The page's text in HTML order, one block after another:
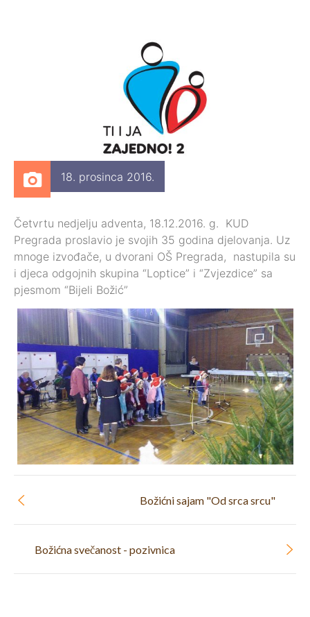
18. prosinca 2016.
Četvrtu nedjelju adventa, 18.12.2016. g. KUD
Pregrada proslavio je svojih 35 godina djelovanja. Uz
mnoge izvođače, u dvorani OŠ Pregrada, nastupila su
i djeca odgojnih skupina “Loptice” i “Zvjezdice” sa
pjesmom “Bijeli Božić”
Božićna svečanost - pozivnica
Božićni sajam "Od srca srcu"